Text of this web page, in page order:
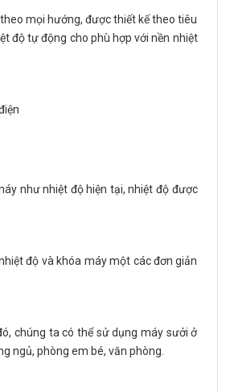
mọi hướng, được thiết kế theo tiêu
độ tự động cho phù hợp với nền nhiệt
như nhiệt độ hiện tại, nhiệt độ được
độ và khóa máy một các đơn giản
chúng ta có thể sử dụng máy sưởi ở
ngủ, phòng em bé, văn phòng.